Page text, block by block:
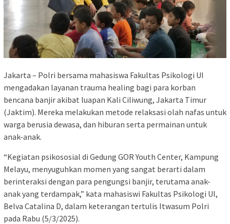
Jakarta – Polri bersama mahasiswa Fakultas Psikologi UI
mengadakan layanan trauma healing bagi para korban
bencana banjir akibat luapan Kali Ciliwung, Jakarta Timur
(Jaktim). Mereka melakukan metode relaksasi olah nafas untuk
warga berusia dewasa, dan hiburan serta permainan untuk
anak-anak.
“Kegiatan psikososial di Gedung GOR Youth Center, Kampung
Melayu, menyuguhkan momen yang sangat berarti dalam
berinteraksi dengan para pengungsi banjir, terutama anak-
anak yang terdampak,” kata mahasiswi Fakultas Psikologi UI,
Belva Catalina D, dalam keterangan tertulis Itwasum Polri
pada Rabu (5/3/2025).